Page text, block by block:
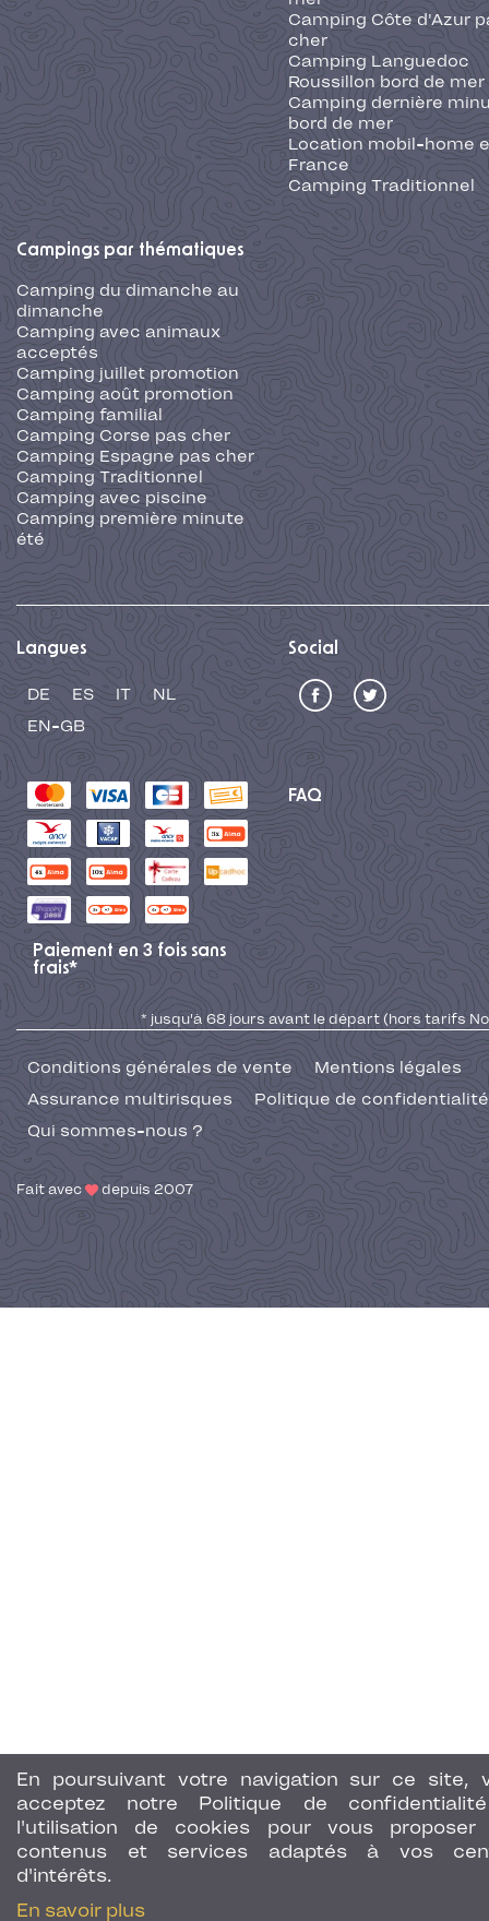
En poursuivant votre navigation sur ce site,
acceptez notre Politique de
l'utilisation de cookies pour vous proposer
contenus et services adaptés à vos
d'intérêts.
En savoir plus
Camping Côte d'Azur
cher
Camping Languedoc
Roussillon bord de mer
Camping dernière
bord de mer
Location mobil-home
France
Camping Traditionnel
Campings par thématiques
Camping du dimanche au
dimanche
Camping avec animaux
acceptés
Camping juillet promotion
Camping août promotion
Camping familial
Camping Corse pas cher
Camping Espagne pas cher
Camping Traditionnel
Camping avec piscine
Camping première minute
été
Langues
DE ES IT
NL
EN-GB
Social
FAQ
Paiement en 3 fois sans
frais*
* jusqu'à 68 jours avant le départ (hors tarifs No
Conditions générales de vente
Mentions légales
Assurance multirisques
Politique de confidentialité
Qui sommes-nous ?
Fait avec depuis 2007